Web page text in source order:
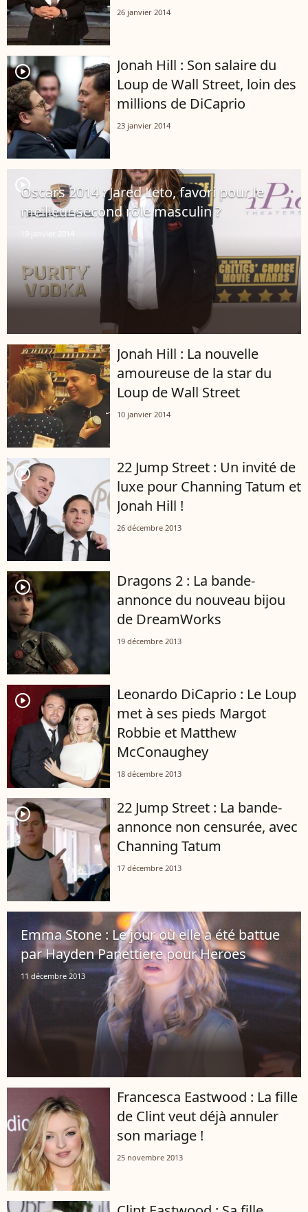
26 janvier 2014
player2
Jonah Hill : Son salaire du
Loup de Wall Street, loin des
millions de DiCaprio
23 janvier 2014
player2
Oscars 2014 : Jared Leto, favori pour le
meilleur second rôle masculin ?
Jonah Hill : La nouvelle
amoureuse de la star du
Loup de Wall Street
10 janvier 2014
player2
22 Jump Street : Un invité de
luxe pour Channing Tatum et
Jonah Hill !
26 décembre 2013
player2
Dragons 2 : La bande-
annonce du nouveau bijou
de DreamWorks
19 décembre 2013
player2
Leonardo DiCaprio : Le Loup
met à ses pieds Margot
Robbie et Matthew
McConaughey
18 décembre 2013
player2
22 Jump Street : La bande-
annonce non censurée, avec
Channing Tatum
17 décembre 2013
Emma Stone : Le jour où elle a été battue
par Hayden Panettiere pour Heroes
11 décembre 2013
Francesca Eastwood : La fille
de Clint veut déjà annuler
son mariage !
25 novembre 2013